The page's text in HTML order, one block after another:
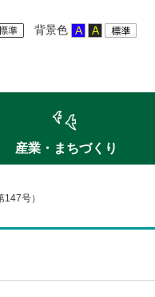
背景色
産業・まちづくり
号）